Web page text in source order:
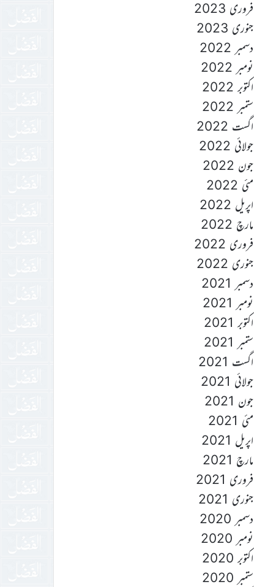
فروری 2023
جنوری 2023
دسمبر 2022
نومبر 2022
اکتوبر 2022
ستمبر 2022
اگست 2022
جولائی 2022
جون 2022
مئی 2022
اپریل 2022
مارچ 2022
فروری 2022
جنوری 2022
دسمبر 2021
نومبر 2021
اکتوبر 2021
ستمبر 2021
اگست 2021
جولائی 2021
جون 2021
مئی 2021
اپریل 2021
مارچ 2021
فروری 2021
جنوری 2021
دسمبر 2020
نومبر 2020
اکتوبر 2020
ستمبر 2020